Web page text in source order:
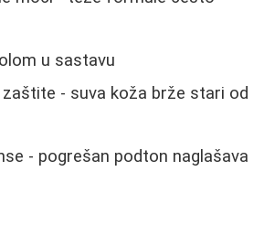
u sastavu
zaštite - suva koža brže stari od
- pogrešan podton naglašava